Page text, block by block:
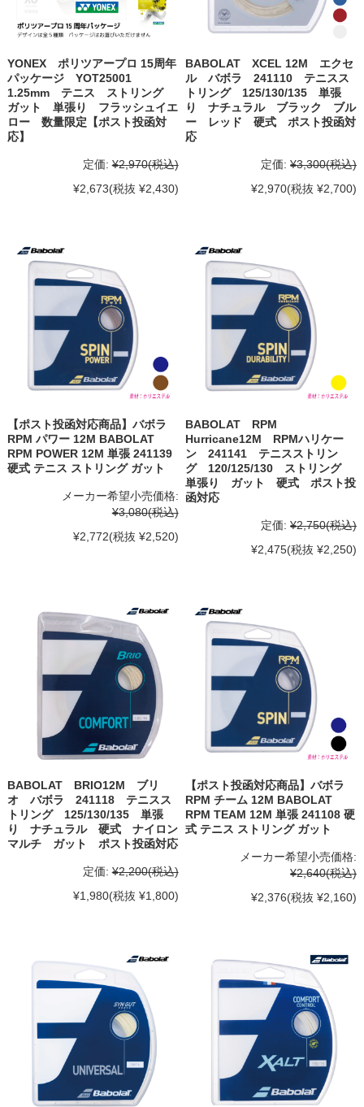
YONEX ポリツアープロ 15周年
パッケージ YOT25001
1.25mm テニス ストリング
ガット 単張り フラッシュイエ
ロー 数量限定【ポスト投函対
応】
定価: ¥2,970(税込)
¥2,673(税抜 ¥2,430)
BABOLAT XCEL 12M エクセ
ル バボラ 241110 テニスス
トリング 125/130/135 単張
り ナチュラル ブラック ブル
ー レッド 硬式 ポスト投函対
応
定価: ¥3,300(税込)
¥2,970(税抜 ¥2,700)
【ポスト投函対応商品】バボラ
RPM パワー 12M BABOLAT
RPM POWER 12M 単張 241139
硬式 テニス ストリング ガット
メーカー希望小売価格:
¥3,080(税込)
¥2,772(税抜 ¥2,520)
BABOLAT RPM
Hurricane12M RPMハリケー
ン 241141 テニスストリン
グ 120/125/130 ストリング
単張り ガット 硬式 ポスト投
函対応
定価: ¥2,750(税込)
¥2,475(税抜 ¥2,250)
BABOLAT BRIO12M ブリ
オ バボラ 241118 テニスス
トリング 125/130/135 単張
り ナチュラル 硬式 ナイロン
マルチ ガット ポスト投函対応
定価: ¥2,200(税込)
¥1,980(税抜 ¥1,800)
【ポスト投函対応商品】バボラ
RPM チーム 12M BABOLAT
RPM TEAM 12M 単張 241108 硬
式 テニス ストリング ガット
メーカー希望小売価格:
¥2,640(税込)
¥2,376(税抜 ¥2,160)